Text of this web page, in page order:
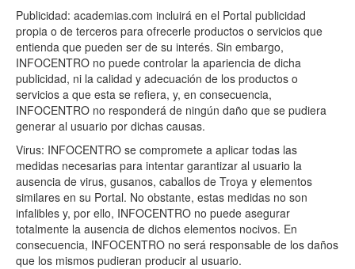
Publicidad: academias.com incluirá en el Portal publicidad
propia o de terceros para ofrecerle productos o servicios que
entienda que pueden ser de su interés. Sin embargo,
INFOCENTRO no puede controlar la apariencia de dicha
publicidad, ni la calidad y adecuación de los productos o
servicios a que esta se refiera, y, en consecuencia,
INFOCENTRO no responderá de ningún daño que se pudiera
generar al usuario por dichas causas.
Virus: INFOCENTRO se compromete a aplicar todas las
medidas necesarias para intentar garantizar al usuario la
ausencia de virus, gusanos, caballos de Troya y elementos
similares en su Portal. No obstante, estas medidas no son
infalibles y, por ello, INFOCENTRO no puede asegurar
totalmente la ausencia de dichos elementos nocivos. En
consecuencia, INFOCENTRO no será responsable de los daños
que los mismos pudieran producir al usuario.